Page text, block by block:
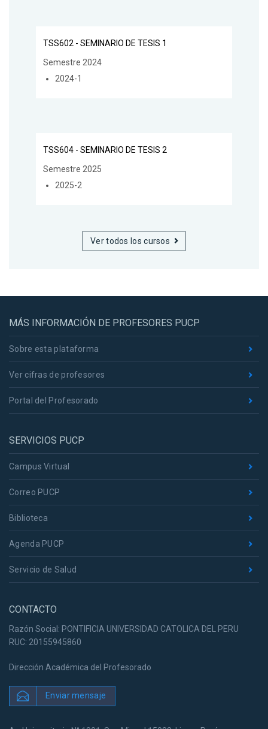
TSS602 - SEMINARIO DE TESIS 1
Semestre 2024
2024-1
TSS604 - SEMINARIO DE TESIS 2
Semestre 2025
2025-2
Ver todos los cursos
MÁS INFORMACIÓN DE PROFESORES PUCP
Sobre esta plataforma
Ver cifras de profesores
Portal del Profesorado
SERVICIOS PUCP
Campus Virtual
Correo PUCP
Biblioteca
Agenda PUCP
Servicio de Salud
CONTACTO
Razón Social: PONTIFICIA UNIVERSIDAD CATOLICA DEL PERU
RUC: 20155945860
Dirección Académica del Profesorado
Enviar mensaje